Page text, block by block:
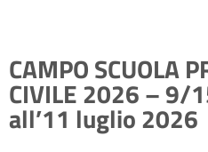
CAMPO SCUOLA
CIVILE 2026 – 9/
all’11 luglio 2026